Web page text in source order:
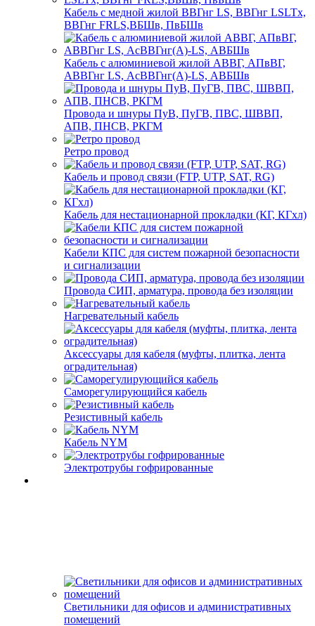
Кабель с медной жилой ВВГнг LS, ВВГнг LSLTx,
ВВГнг FRLS,ВБШв, ПвБШв
Кабель с алюминиевой жилой АВВГ, АПвВГ,
АВВГнг LS, АсВВГнг(А)-LS, АВБШв
Провода и шнуры ПуВ, ПуГВ, ПВС, ШВВП,
АПВ, ПНСВ, РКГМ
Ретро провод
Кабель и провод связи (FTP, UTP, SAT, RG)
Кабель для нестационарной прокладки (КГ, КГхл)
Кабели КПС для систем пожарной безопасности
и сигнализации
Провода СИП, арматура, провода без изоляции
Нагревательный кабель
Аксессуары для кабеля (муфты, плитка, лента
оградительная)
Саморегулирующийся кабель
Резистивный кабель
Кабель NYM
Электротрубы гофрированные
Светильники для офисов и административных
помещений